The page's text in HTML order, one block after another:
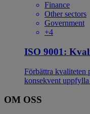
Finance
Other sectors
Government
+4
ISO 9001:
Förbättra kvaliteten
konsekvent
OM OSS